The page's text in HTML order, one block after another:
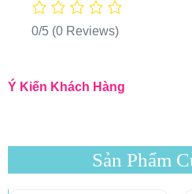
0/5 (0 Reviews)
Ý Kiến Khách Hàng
Sản Phẩm